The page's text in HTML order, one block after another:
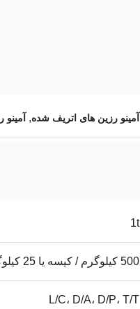
آمینو رزین های اتریف شده,
1t
500 کیلوگرم / کیسه یا 25 کیلوگرم / کیسه
L/C، D/A، D/P، T/T